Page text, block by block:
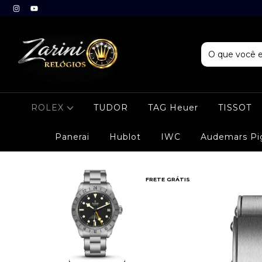
ROLEX TUDOR TAG Heuer TISSOT
Panerai Hublot IWC Audemars
FRETE GRÁTIS